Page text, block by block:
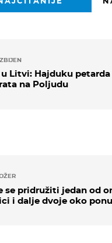
Litvi: Hajduku
na Poljudu
se pridružiti jedan od
i dalje dvoje oko